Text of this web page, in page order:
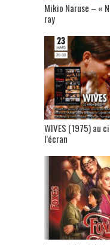
Mikio Naruse – «
ray
WIVES (1975) au
l’écran